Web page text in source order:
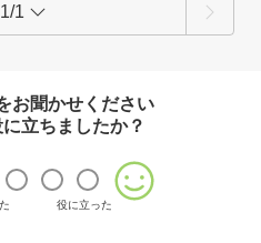
1/1
お聞かせください
立ちましたか？
役に立った